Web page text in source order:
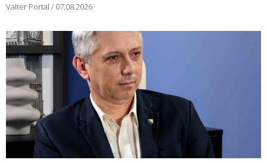
Valter Portal 07.08.2026